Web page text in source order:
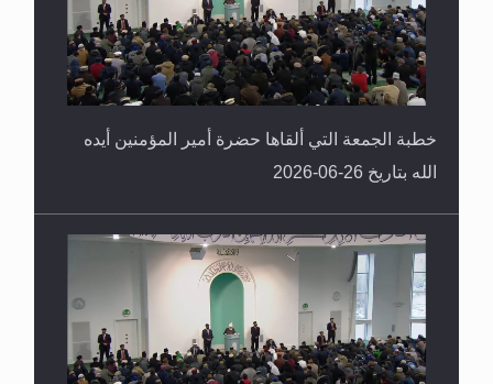
خطبة الجمعة التي ألقاها حضرة أمير المؤمنين أيده